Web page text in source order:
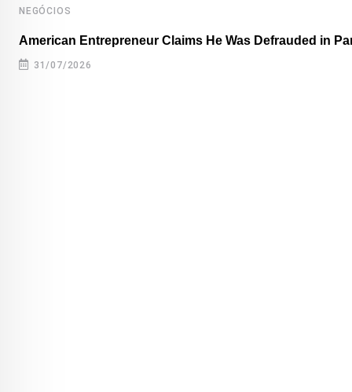
NEGÓCIOS
American Entrepreneur Claims He Was Defrauded in
31/07/2026